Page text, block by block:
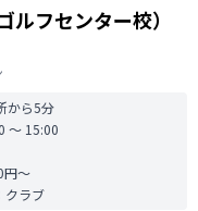
フセンター校）
から5分
〜 15:00
円〜
クラブ